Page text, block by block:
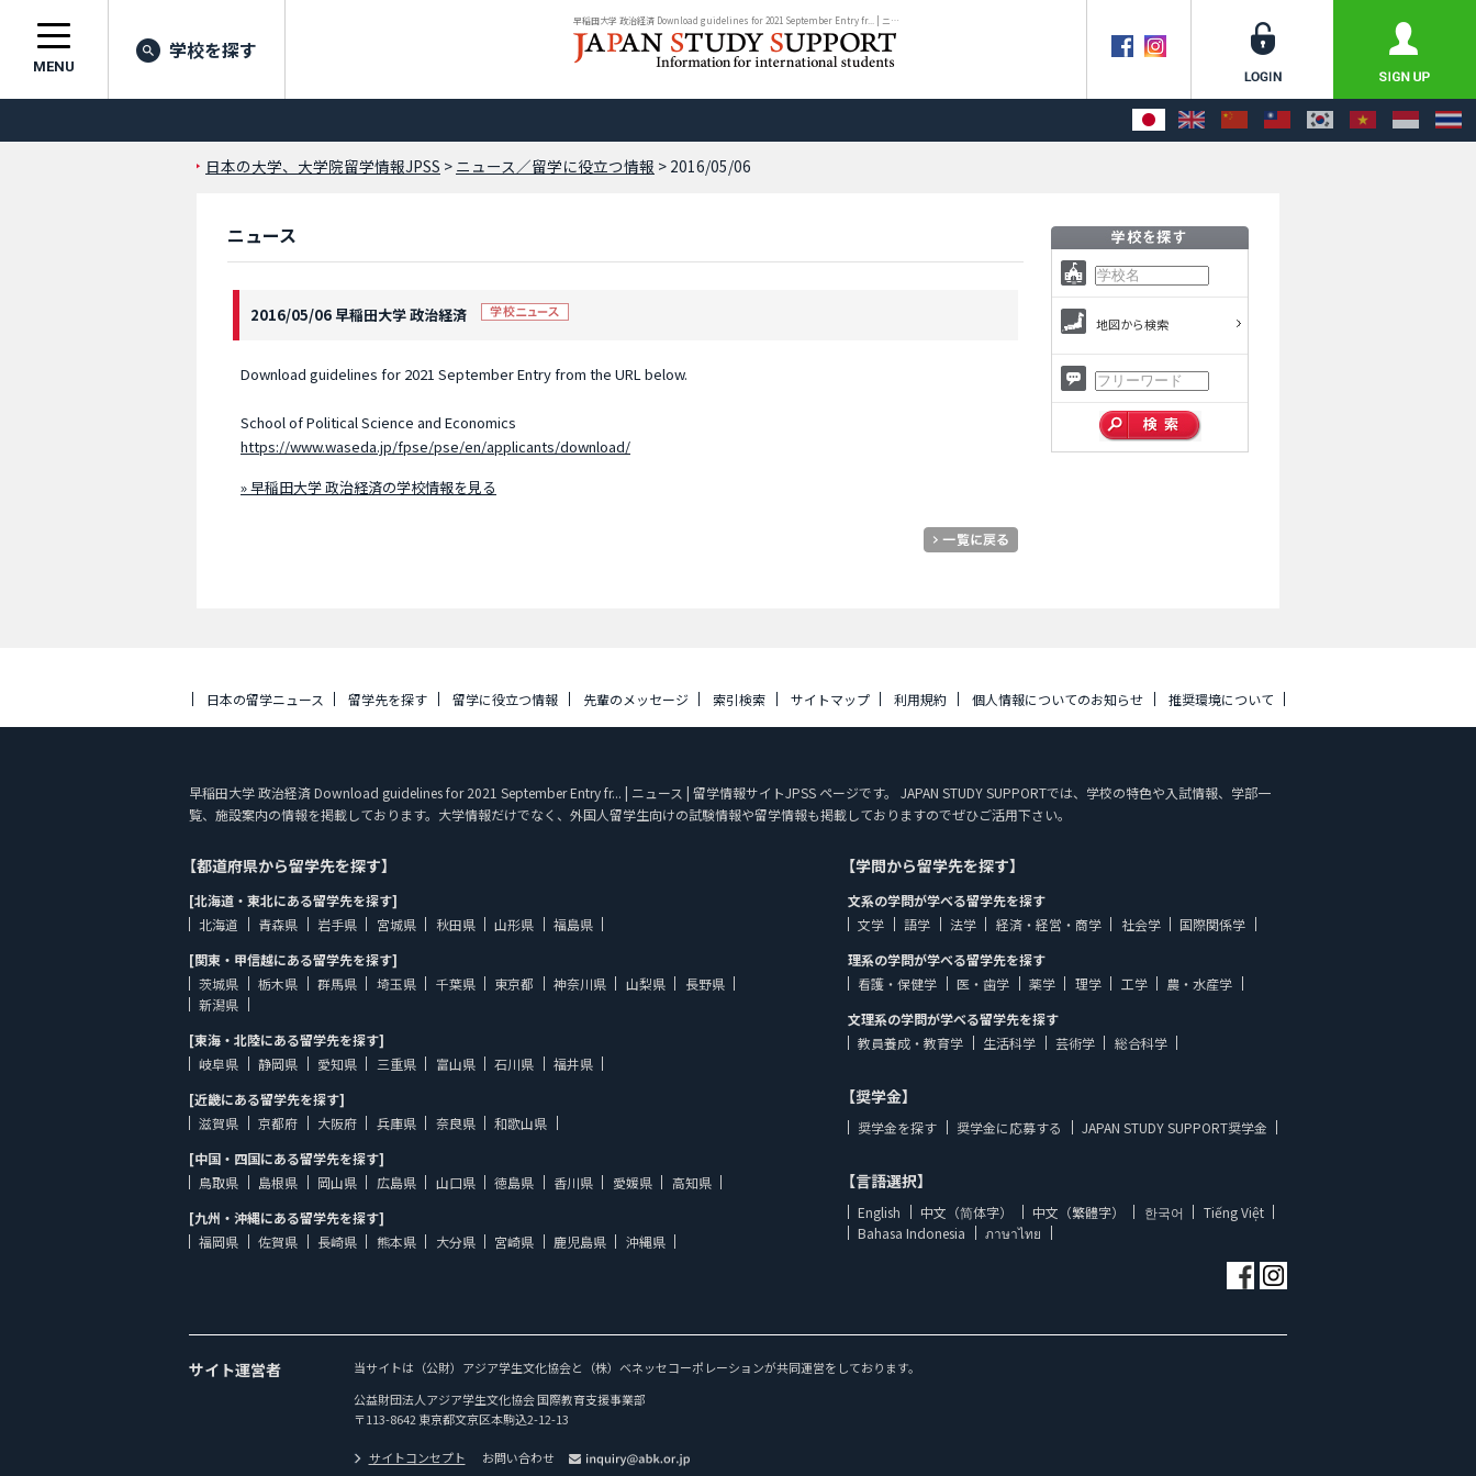
早稲田大学 政治経済 Download guidelines for 2021 September Entry fr... | ニュ...
MENU
学校を探す
日本の大学、大学院留学情報JPSS > ニュース／留学に役立つ情報 > 2016/05/06
ニュース
2016/05/06 早稲田大学 政治経済
Download guidelines for 2021 September Entry from the URL below.
School of Political Science and Economics
https://www.waseda.jp/fpse/pse/en/applicants/download/
» 早稲田大学 政治経済の学校情報を見る
地図から検索
日本の留学ニュース 留学先を探す 留学に役立つ情報 先輩のメッセージ 索引検索 サイトマップ 利用規約 個人情報についてのお知らせ 推奨環境について
早稲田大学 政治経済 Download guidelines for 2021 September Entry fr... | ニュース | 留学情報サイトJPSS ページです。 JAPAN STUDY SUPPORTでは、学校の特色や入試情報、学部一
覧、施設案内の情報を掲載しております。大学情報だけでなく、外国人留学生向けの試験情報や留学情報も掲載しておりますのでぜひご活用下さい。
【都道府県から留学先を探す】
[北海道・東北にある留学先を探す]
北海道
青森県 岩手県 宮城県 秋田県 山形県
福島県
[関東・甲信越にある留学先を探す]
茨城県
栃木県 群馬県 埼玉県 千葉県 東京都 神奈川県 山梨県
長野県
新潟県
[東海・北陸にある留学先を探す]
岐阜県
静岡県 愛知県 三重県 富山県 石川県
福井県
[近畿にある留学先を探す]
滋賀県
京都府 大阪府 兵庫県 奈良県
和歌山県
[中国・四国にある留学先を探す]
鳥取県
島根県 岡山県 広島県 山口県 徳島県 香川県 愛媛県
高知県
[九州・沖縄にある留学先を探す]
福岡県
佐賀県 長崎県 熊本県 大分県 宮崎県 鹿児島県 沖縄県
【学問から留学先を探す】
文系の学問が学べる留学先を探す
文学
語学 法学 経済・経営・商学 社会学
国際関係学
理系の学問が学べる留学先を探す
看護・保健学
医・歯学 薬学 理学 工学
農・水産学
文理系の学問が学べる留学先を探す
教員養成・教育学
生活科学 芸術学 総合科学
【奨学金】
奨学金を探す 奨学金に応募する JAPAN STUDY SUPPORT奨学金
【言語選択】
English 中文（简体字） 中文（繁體字） 한국어
Tiếng Việt
Bahasa Indonesia
ภาษาไทย
サイト運営者
当サイトは（公財）アジア学生文化協会と（株）ベネッセコーポレーションが共同運営をしております。
公益財団法人アジア学生文化協会 国際教育支援事業部
〒113-8642 東京都文京区本駒込2-12-13
サイトコンセプト お問い合わせ